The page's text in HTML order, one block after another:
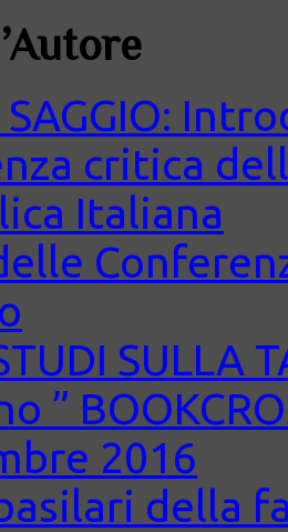
SAGGIO:
critica
Italiana
SULLA
”
2016
della